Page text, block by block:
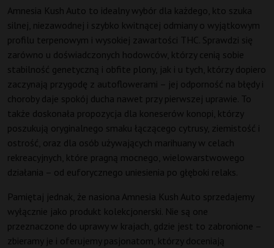
Amnesia Kush Auto to idealny wybór dla każdego, kto szuka
silnej, niezawodnej i szybko kwitnącej odmiany o wyjątkowym
profilu terpenowym i wysokiej zawartości THC. Sprawdzi się
zarówno u doświadczonych hodowców, którzy cenią sobie
stabilność genetyczną i obfite plony, jak i u tych, którzy dopiero
zaczynają przygodę z autoflowerami – jej odporność na błędy i
choroby daje spokój ducha nawet przy pierwszej uprawie. To
także doskonała propozycja dla koneserów konopi, którzy
poszukują oryginalnego smaku łączącego cytrusy, ziemistość i
ostrość, oraz dla osób używających marihuany w celach
rekreacyjnych, które pragną mocnego, wielowarstwowego
działania – od euforycznego uniesienia po głęboki relaks.
Pamiętaj jednak, że nasiona Amnesia Kush Auto sprzedajemy
wyłącznie jako produkt kolekcjonerski. Nie są one
przeznaczone do uprawy w krajach, gdzie jest to zabronione –
zbieramy je i oferujemy pasjonatom, którzy doceniają